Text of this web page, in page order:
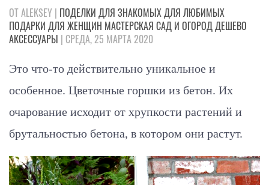
ОТ ALEKSEY | ПОДЕЛКИ ДЛЯ ЗНАКОМЫХДЛЯ ЛЮБИМЫХ
ПОДАРКИ ДЛЯ ЖЕНЩИН МАСТЕРСКАЯ САД И ОГОРОДДЕШЕВО
АКСЕССУАРЫ | СРЕДА, 25 МАРТА 2020
Это что-то действительно уникальное и
особенное. Цветочные горшки из бетон. Их
очарование исходит от хрупкости растений и
брутальностью бетона, в котором они растут.